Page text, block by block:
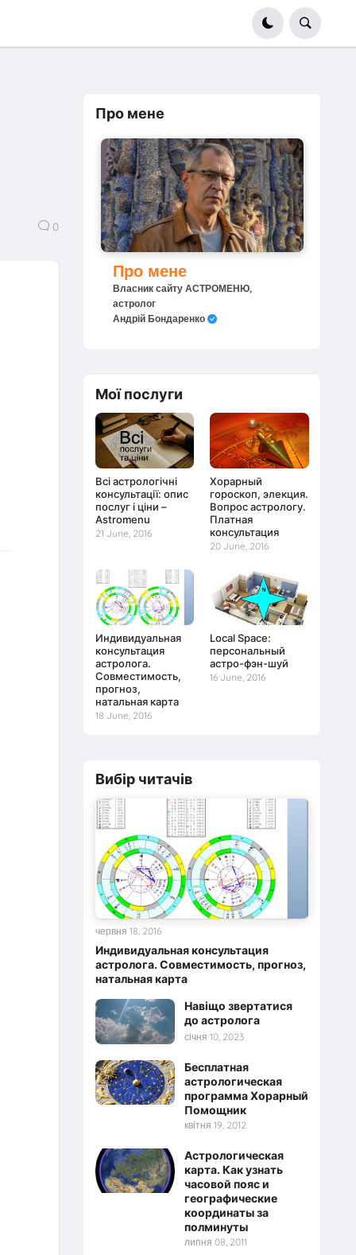
0
Про мене
Про мене
Власник сайту АСТРОМЕНЮ,
астролог
Андрій Бондаренко
Мої послуги
Всі астрологічні
консультації: опис
послуг і ціни –
Astromenu
21 June, 2016
Хорарный
гороскоп, элекция.
Вопрос астрологу.
Платная
консультация
20 June, 2016
Индивидуальная
консультация
астролога.
Совместимость,
прогноз,
натальная карта
18 June, 2016
Local Space:
персональный
астро-фэн-шуй
16 June, 2016
Вибір читачів
Индивидуальная консультация
астролога. Совместимость, прогноз,
натальная карта
червня 18, 2016
Навіщо звертатися
до астролога
січня 10, 2023
Бесплатная
астрологическая
программа Хорарный
Помощник
квітня 19, 2012
Астрологическая
карта. Как узнать
часовой пояс и
географические
координаты за
полминуты
липня 08, 2011